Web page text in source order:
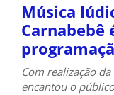
Música
Carnabebê
Com realização
encantou o